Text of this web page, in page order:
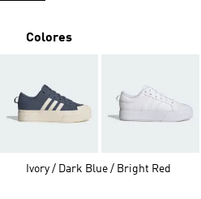
Colores
Ivory / Dark Blue / Bright Red